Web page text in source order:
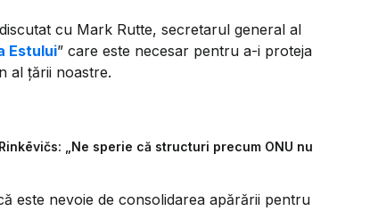
cu Mark Rutte, secretarul general al
Estului” care este necesar pentru a-i proteja
al țării noastre.
„Ne sperie că structuri precum ONU nu
este nevoie de consolidarea apărării pentru